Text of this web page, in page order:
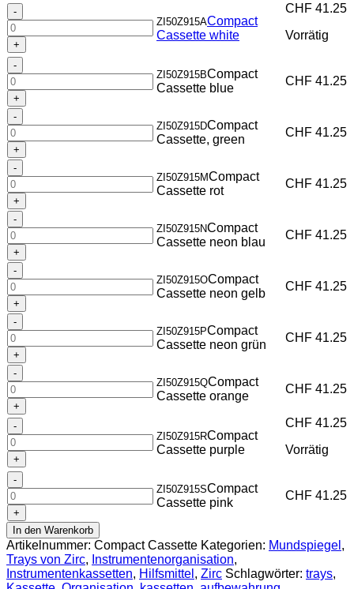
Compact
Cassette
white
Menge
ZI50Z915ACompact
Cassette white
CHF 41.25
Vorrätig
Compact
Cassette
blue
Menge
ZI50Z915BCompact
Cassette blue
CHF 41.25
Compact
Cassette,
green
Menge
ZI50Z915DCompact
Cassette, green
CHF 41.25
Compact
Cassette
rot
Menge
ZI50Z915MCompact
Cassette rot
CHF 41.25
Compact
Cassette
neon
blau
Menge
ZI50Z915NCompact
Cassette neon blau
CHF 41.25
Compact
Cassette
neon
gelb
Menge
ZI50Z915OCompact
Cassette neon gelb
CHF 41.25
Compact
Cassette
neon
grün
Menge
ZI50Z915PCompact
Cassette neon grün
CHF 41.25
Compact
Cassette
orange
Menge
ZI50Z915QCompact
Cassette orange
CHF 41.25
Compact
Cassette
purple
Menge
ZI50Z915RCompact
Cassette purple
CHF 41.25
Vorrätig
Compact
Cassette
pink
Menge
ZI50Z915SCompact
Cassette pink
CHF 41.25
In den Warenkorb
Artikelnummer: Compact Cassette Kategorien: Mundspiegel ,
Trays von Zirc, Instrumentenorganisation,
Instrumentenkassetten, Hilfsmittel , Zirc Schlagwörter: trays,